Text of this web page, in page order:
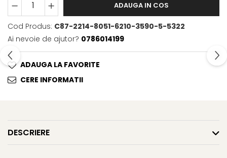
ADAUGA IN COS
Cod Produs: C87-2214-8051-6210-3590-5-5322
Ai nevoie de ajutor? 0786014199
ADAUGA LA FAVORITE
CERE INFORMATII
DESCRIERE